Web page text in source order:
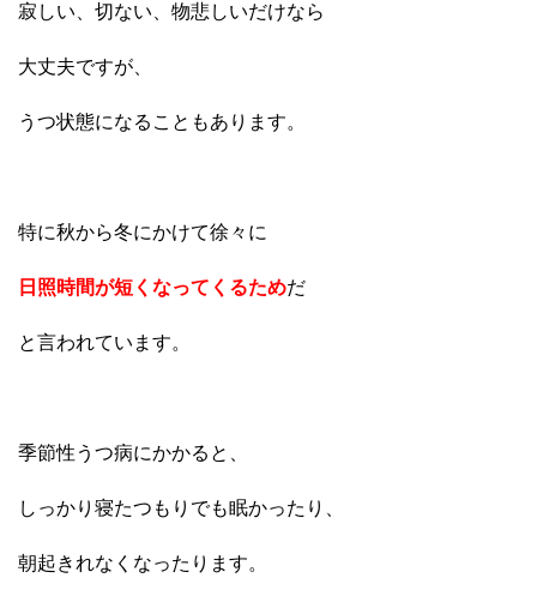
寂しい、切ない、物悲しいだけなら
大丈夫ですが、
うつ状態になることもあります。
特に秋から冬にかけて徐々に
日照時間が短くなってくるためだ
と言われています。
季節性うつ病にかかると、
しっかり寝たつもりでも眠かったり、
朝起きれなくなったります。